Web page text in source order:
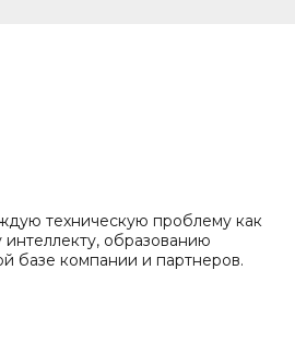
техническую проблему как
образованию
базе компании и партнеров.